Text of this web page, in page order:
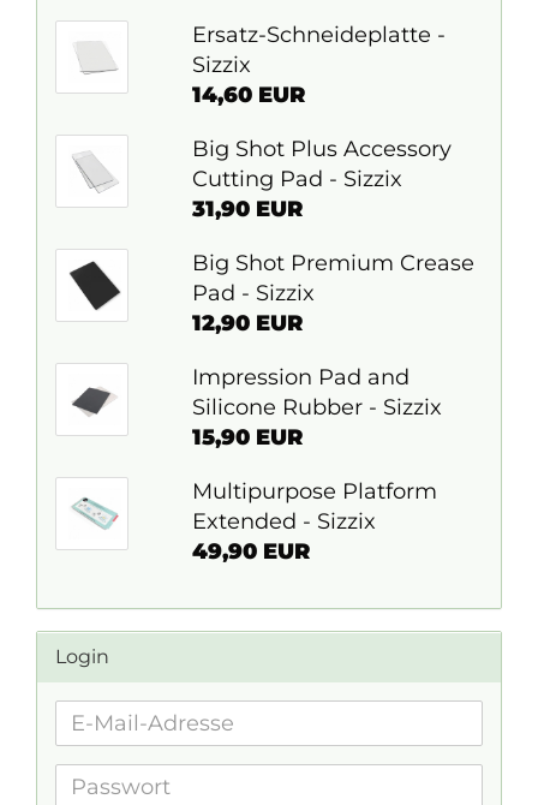
Ersatz-Schneideplatte -
Sizzix
14,60 EUR
Big Shot Plus Accessory
Cutting Pad - Sizzix
31,90 EUR
Big Shot Premium Crease
Pad - Sizzix
12,90 EUR
Impression Pad and
Silicone Rubber - Sizzix
15,90 EUR
Multipurpose Platform
Extended - Sizzix
49,90 EUR
Login
E-
Adresse
Passwort